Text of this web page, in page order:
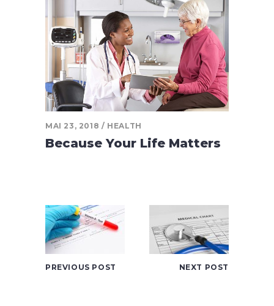
MAI 23, 2018 HEALTH
Because Your Life Matters
PREVIOUS POST NEXT POST